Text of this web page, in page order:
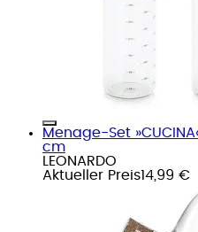
Menage-Set
cm
LEONARDO
Aktueller Preis14,99 €